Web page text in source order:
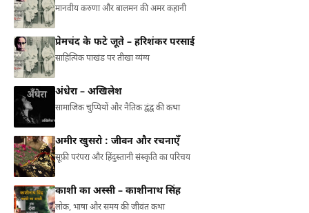
मानवीय करुणा और बालमन की अमर कहानी
प्रेमचंद के फटे जूते – हरिशंकर परसाई
साहित्यिक पाखंड पर तीखा व्यंग्य
अंधेरा – अखिलेश
सामाजिक चुप्पियों और नैतिक द्वंद्व की कथा
अमीर खुसरो : जीवन और रचनाएँ
सूफ़ी परंपरा और हिंदुस्तानी संस्कृति का परिचय
काशी का अस्सी – काशीनाथ सिंह
लोक, भाषा और समय की जीवंत कथा